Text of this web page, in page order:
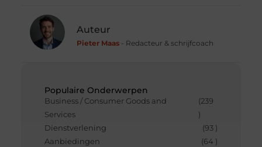
Populaire Onderwerpen
Business / Consumer Goods and
Services
(239
)
Dienstverlening
(93 )
Aanbiedingen
(64 )
Auteur
Pieter Maas- Redacteur & schrijfcoach